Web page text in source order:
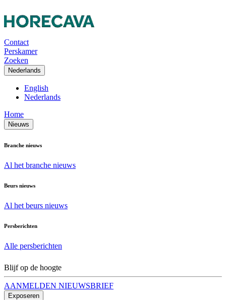
Contact
Perskamer
Zoeken
Nederlands
English
Nederlands
Home
Nieuws
Branche nieuws
Al het branche nieuws
Beurs nieuws
Al het beurs nieuws
Persberichten
Alle persberichten
Blijf op de hoogte
AANMELDEN NIEUWSBRIEF
Exposeren